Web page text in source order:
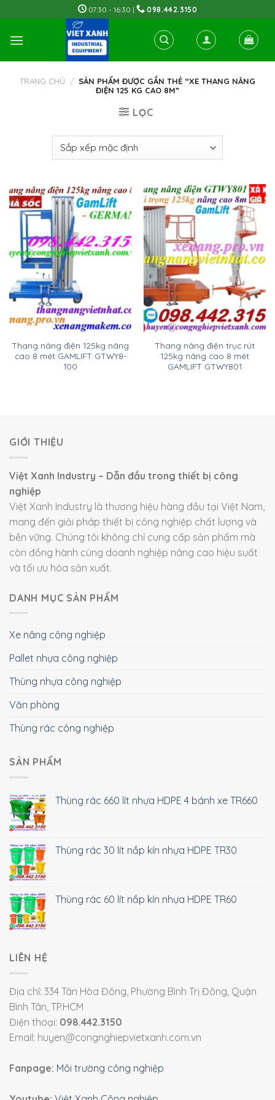
to
content
07:30 - 16:30 | 098.442.3150
TRANG CHỦ / SẢN PHẨM ĐƯỢC GẮN THẺ “XE THANG NÂNG
ĐIỆN 125 KG CAO 8M”
LỌC
Thang nâng điện 125kg nâng
cao 8 mét GAMLIFT GTWY8-
100
Thang nâng điện trục rút
125kg nâng cao 8 mét
GAMLIFT GTWY801
GIỚI THIỆU
Việt Xanh Industry – Dẫn đầu trong thiết bị công
nghiệp
Việt Xanh Industry là thương hiệu hàng đầu tại Việt Nam,
mang đến giải pháp thiết bị công nghiệp chất lượng và
bền vững. Chúng tôi không chỉ cung cấp sản phẩm mà
còn đồng hành cùng doanh nghiệp nâng cao hiệu suất
và tối ưu hóa sản xuất.
DANH MỤC SẢN PHẨM
Xe nâng công nghiệp
Pallet nhựa công nghiệp
Thùng nhựa công nghiệp
Văn phòng
Thùng rác công nghiệp
SẢN PHẨM
Thùng rác 660 lít nhựa HDPE 4 bánh xe TR660
Thùng rác 30 lít nắp kín nhựa HDPE TR30
Thùng rác 60 lít nắp kín nhựa HDPE TR60
LIÊN HỆ
Địa chỉ: 334 Tân Hòa Đông, Phường Bình Trị Đông, Quận
Bình Tân, TP.HCM
Điện thoại: 098.442.3150
Email: huyen@congnghiepvietxanh.com.vn
Fanpage: Môi trường công nghiệp